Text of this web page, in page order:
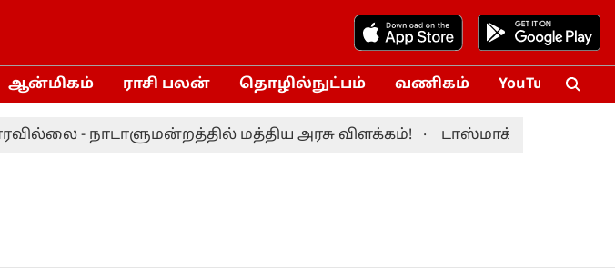
ஆன்மிகம் ராசி பலன் தொழில்நுட்பம் வணிகம் YouTube
- நாடாளுமன்றத்தில் மத்திய அரசு விளக்கம்! டாஸ்மாக் ஊழல்